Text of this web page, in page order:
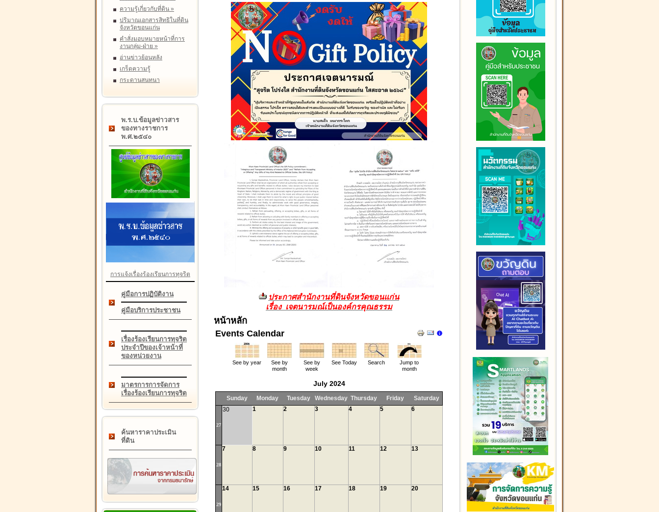
ความรู้เกี่ยวกับที่ดิน »
ปริมาณเอกสารสิทธิในที่ดิน
จังหวัดขอนแก่น
คำสั่งมอบหมายหน้าที่การ
งานกลุ่ม-ฝ่าย »
อ่านข่าวย้อนหลัง
เกร็ดความรู้
กระดานสนทนา
พ.ร.บ.ข้อมูลข่าวสาร
ของทางราชการ
พ.ศ.๒๕๔๐
การแจ้งเรื่องร้องเรียนการทุจริต
คู่มือการปฏิบัติงาน
คู่มือบริการประชาชน
เรื่องร้องเรียนการทุจริต
ประจำปีของเจ้าหน้าที่
ของหน่วยงาน
มาตรการการจัดการ
เรื่องร้องเรียนการทุจริต
ค้นหาราคาประเมิน
ที่ดิน
ประกาศสำนักงานที่ดินจังหวัดขอนแก่น
เรื่อง เจตนารมณ์เป็นองค์กรคุณธรรม
หน้าหลัก
Events Calendar
See by year
See by
month
See by
week
See Today Search
Jump to
month
July 2024
Sunday Monday Tuesday Wednesday Thursday Friday Saturday
27
30 1 2 3 4 5 6
28
7 8 9 10 11 12 13
29
14 15 16 17 18 19 20